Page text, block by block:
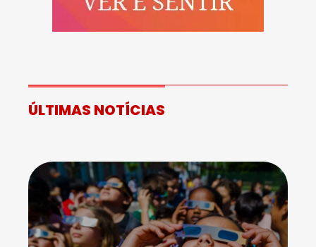
ÚLTIMAS NOTÍCIAS